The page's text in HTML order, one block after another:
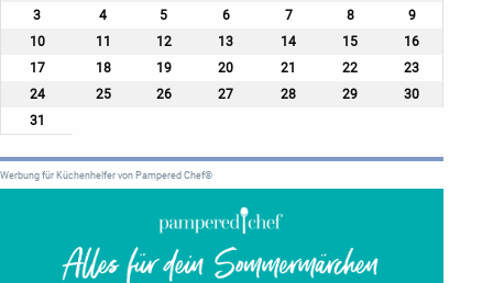
3
4 5 6 7 8
9
10
11 12 13 14 15
16
17
18 19 20 21 22
23
24
25 26 27 28 29
30
31
Werbung für Küchenhelfer von Pampered Chef®